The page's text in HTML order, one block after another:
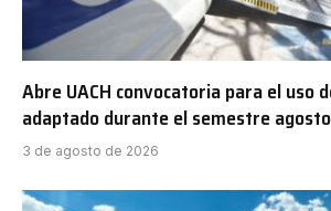
Abre UACH convocatoria para el uso
adaptado durante el semestre
3 de agosto de 2026